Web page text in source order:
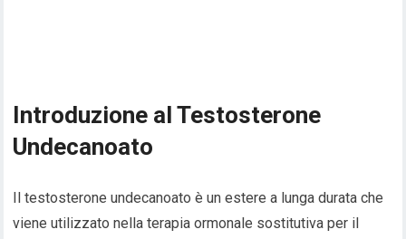
Introduzione al Testosterone
Undecanoato
Il testosterone undecanoato è un estere a lunga durata che
viene utilizzato nella terapia ormonale sostitutiva per il